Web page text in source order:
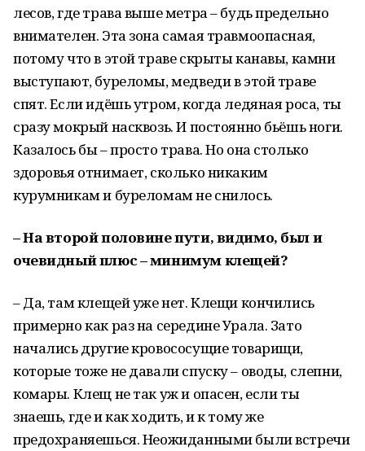
лесов, где трава выше метра – будь предельно
внимателен. Эта зона самая травмоопасная,
потому что в этой траве скрыты канавы, камни
выступают, буреломы, медведи в этой траве
спят. Если идёшь утром, когда ледяная роса, ты
сразу мокрый насквозь. И постоянно бьёшь ноги.
Казалось бы – просто трава. Но она столько
здоровья отнимает, сколько никаким
курумникам и буреломам не снилось.
– На второй половине пути, видимо, был и
очевидный плюс – минимум клещей?
– Да, там клещей уже нет. Клещи кончились
примерно как раз на середине Урала. Зато
начались другие кровососущие товарищи,
которые тоже не давали спуску – оводы, слепни,
комары. Клещ не так уж и опасен, если ты
знаешь, где и как ходить, и к тому же
предохраняешься. Неожиданными были встречи